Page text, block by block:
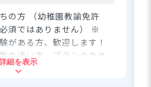
の方 （幼稚園教諭免許
須ではありません） ※
がある方、歓迎します！
の浅い方、ブランクのあ
人柄を重視していま
細を表示